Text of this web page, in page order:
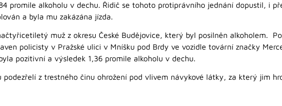
promile alkoholu v dechu. Řidič se tohoto protiprávního jednání dopustil, i
a byla mu zakázána jízda.
muž z okresu České Budějovice, který byl posilněn alkoholem. Po
policisty v Pražské ulici v Mníšku pod Brdy ve vozidle tovární značky
pozitivní a výsledek 1,36 promile alkoholu v dechu.
z trestného činu ohrožení pod vlivem návykové látky, za který jim